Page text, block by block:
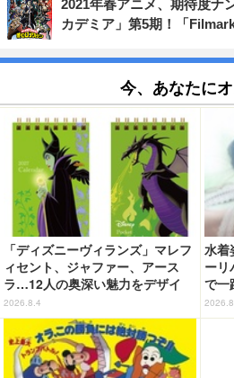
2021年春アニメ、期待度ナ
カデミア」第5期！「
今、あなたに
「ディズニーヴィランズ」マレフ
ィセント、ジャファー、アース
ラ…12人の奥深い魅力をデザイ
ン！2027年版ポケットカレンダー
発売
2026.8.4
水着
ーリ
で一
の